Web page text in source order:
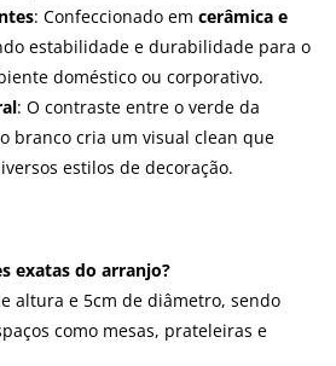
: Confeccionado em cerâmica e
estabilidade e durabilidade para o
doméstico ou corporativo.
: O contraste entre o verde da
branco cria um visual clean que
estilos de decoração.
exatas do arranjo?
altura e 5cm de diâmetro, sendo
como mesas, prateleiras e